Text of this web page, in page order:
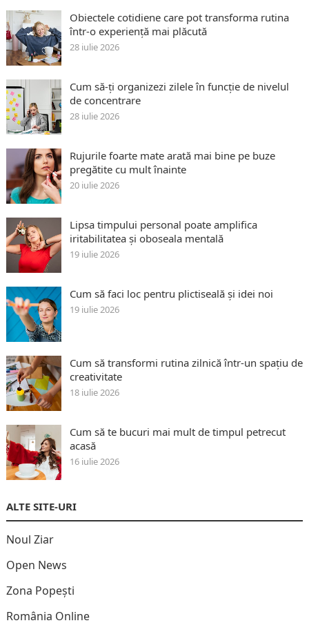
Obiectele cotidiene care pot transforma rutina
într-o experiență mai plăcută
28 iulie 2026
Cum să-ți organizezi zilele în funcție de nivelul
de concentrare
28 iulie 2026
Rujurile foarte mate arată mai bine pe buze
pregătite cu mult înainte
20 iulie 2026
Lipsa timpului personal poate amplifica
iritabilitatea și oboseala mentală
19 iulie 2026
Cum să faci loc pentru plictiseală și idei noi
19 iulie 2026
Cum să transformi rutina zilnică într-un spațiu de
creativitate
18 iulie 2026
Cum să te bucuri mai mult de timpul petrecut
acasă
16 iulie 2026
ALTE SITE-URI
Noul Ziar
Open News
Zona Popești
România Online